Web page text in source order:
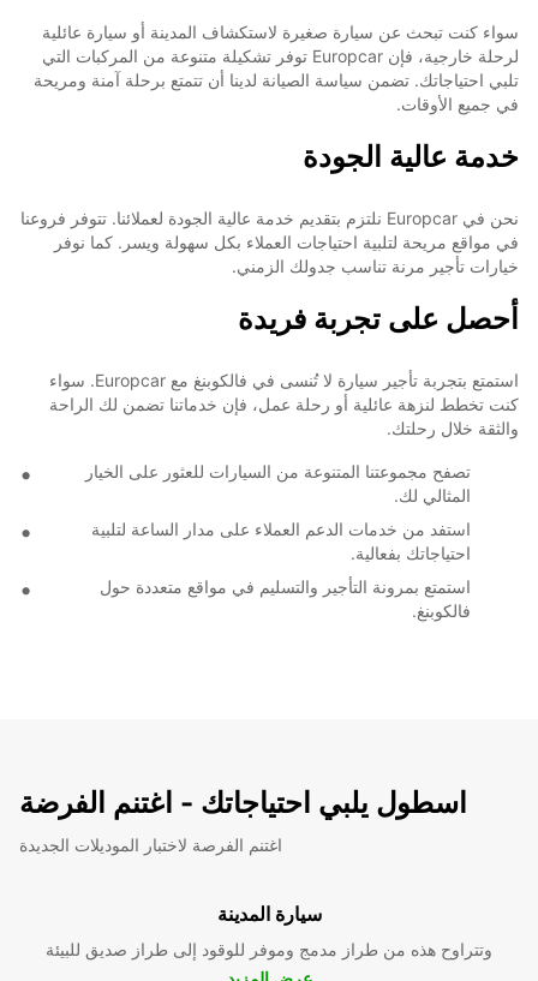
سواء كنت تبحث عن سيارة صغيرة لاستكشاف المدينة أو سيارة عائلية
لرحلة خارجية، فإن Europcar توفر تشكيلة متنوعة من المركبات التي
تلبي احتياجاتك. تضمن سياسة الصيانة لدينا أن تتمتع برحلة آمنة ومريحة
في جميع الأوقات.
خدمة عالية الجودة
نحن في Europcar نلتزم بتقديم خدمة عالية الجودة لعملائنا. تتوفر فروعنا
في مواقع مريحة لتلبية احتياجات العملاء بكل سهولة ويسر. كما نوفر
خيارات تأجير مرنة تناسب جدولك الزمني.
أحصل على تجربة فريدة
استمتع بتجربة تأجير سيارة لا تُنسى في فالكوبنغ مع Europcar. سواء
كنت تخطط لنزهة عائلية أو رحلة عمل، فإن خدماتنا تضمن لك الراحة
والثقة خلال رحلتك.
تصفح مجموعتنا المتنوعة من السيارات للعثور على الخيار
المثالي لك.
استفد من خدمات الدعم العملاء على مدار الساعة لتلبية
احتياجاتك بفعالية.
استمتع بمرونة التأجير والتسليم في مواقع متعددة حول
فالكوبنغ.
اسطول يلبي احتياجاتك - اغتنم الفرضة
اغتنم الفرصة لاختبار الموديلات الجديدة
سيارة المدينة
وتتراوح هذه من طراز مدمج وموفر للوقود إلى طراز صديق للبيئة